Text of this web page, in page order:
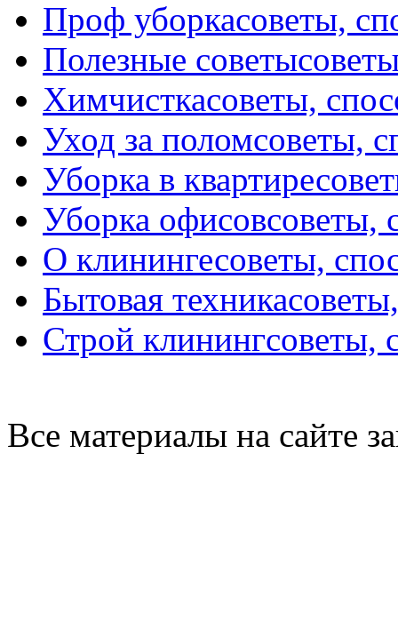
Проф уборкасоветы,
Полезные советы
Химчисткасоветы,
Уход за поломсоветы,
Уборка в квартире
Уборка офисовсоветы,
О клинингесоветы,
Бытовая техника
Строй клинингсоветы,
Все материалы на сайте